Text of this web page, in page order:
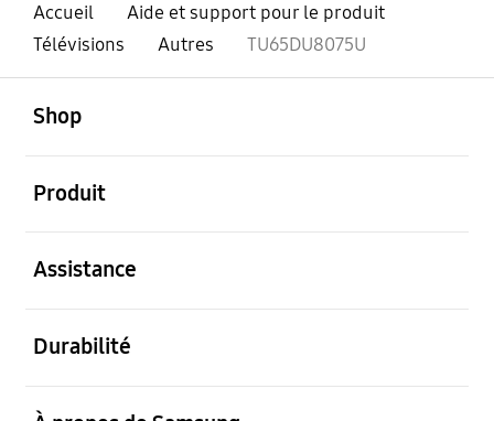
Accueil
Aide et support pour le produit
Télévisions
Autres TU65DU8075U
Shop
Produit
Assistance
Durabilité